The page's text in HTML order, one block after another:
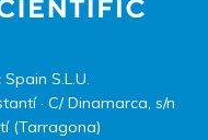
S.L.U.
· C/ Dinamarca, s/n
(Tarragona)